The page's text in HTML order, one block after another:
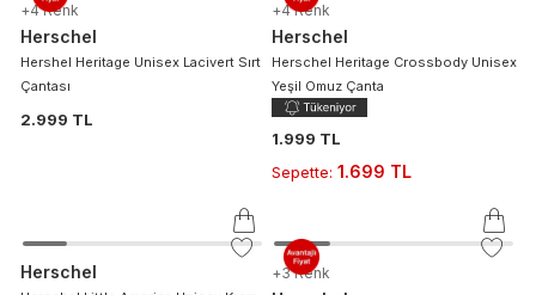
+ 4 Renk
Herschel
Hershel Heritage Unisex Lacivert Sırt
Çantası
2.999 TL
+ 4 Renk
Herschel
Herschel Heritage Crossbody Unisex
Yeşil Omuz Çanta
1.999 TL
Sepette: 1.699 TL
Herschel + 3 Renk